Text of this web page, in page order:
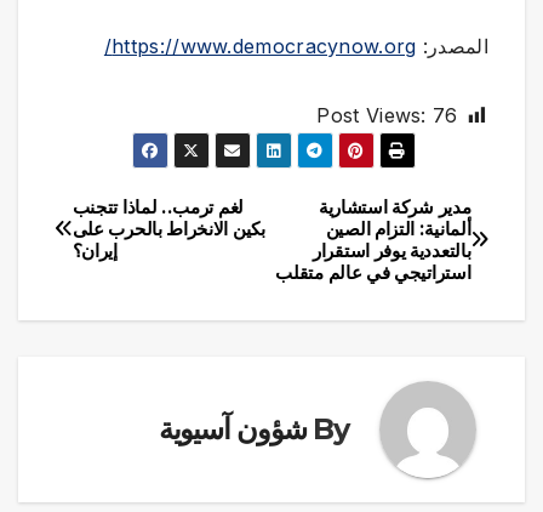
المصدر: https://www.democracynow.org/
Post Views: 76
تصفّح
المقالات
لغم ترمب.. لماذا تتجنب
بكين الانخراط بالحرب على
إيران؟
مدير شركة استشارية
ألمانية: التزام الصين
بالتعددية يوفر استقرار
استراتيجي في عالم متقلب
By شؤون آسيوية